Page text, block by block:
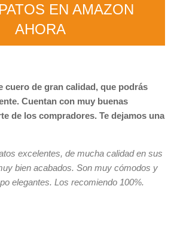
EN AMAZON
AHORA
cuero de gran calidad, que podrás
Cuentan con muy buenas
de los compradores. Te dejamos una
excelentes, de mucha calidad en sus
bien acabados. Son muy cómodos y
elegantes. Los recomiendo 100%.